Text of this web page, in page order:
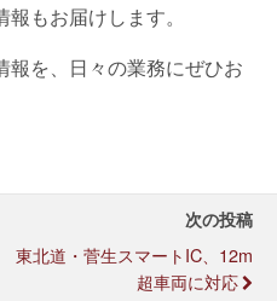
もお届けします。
報を、日々の業務にぜひお
次の投稿
東北道・菅生スマートIC、12m
超車両に対応